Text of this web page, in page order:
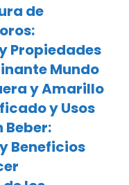
de
Propiedades
Mundo
y Amarillo
y Usos
Beber:
Beneficios